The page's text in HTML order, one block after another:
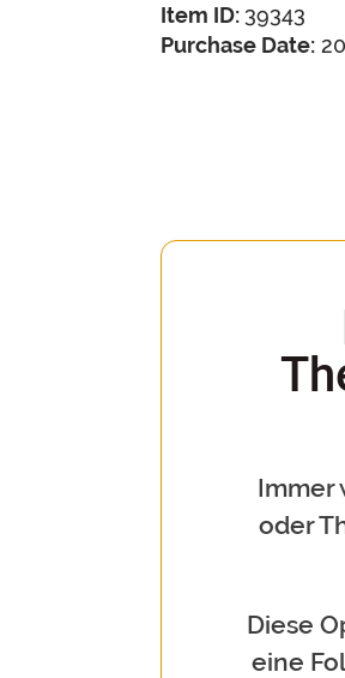
Item ID: 39343
Purchase Date:
Immer
oder
Diese
eine